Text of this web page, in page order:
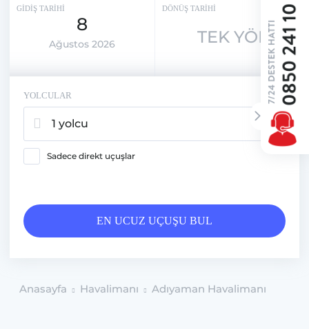
GİDİŞ TARİHİ
8
Ağustos 2026
DÖNÜŞ TARİHİ
TEK YÖN
YOLCULAR
1 yolcu
Sadece direkt uçuşlar
EN UCUZ UÇUŞU BUL
Anasayfa Havalimanı Adıyaman Havalimanı